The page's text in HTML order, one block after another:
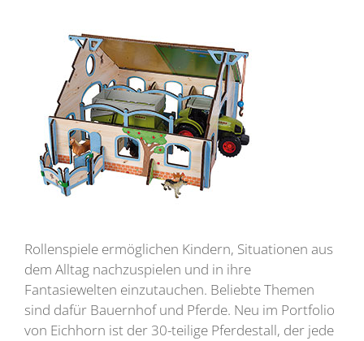
Rollenspiele ermöglichen Kindern, Situationen aus
dem Alltag nachzuspielen und in ihre
Fantasiewelten einzutauchen. Beliebte Themen
sind dafür Bauernhof und Pferde. Neu im Portfolio
von Eichhorn ist der 30-teilige Pferdestall, der jede